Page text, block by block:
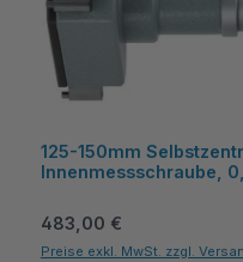
125-150mm
Innenmessschraube,
Regulärer Preis:
483,00 €
Preise exkl. MwSt. zzgl.